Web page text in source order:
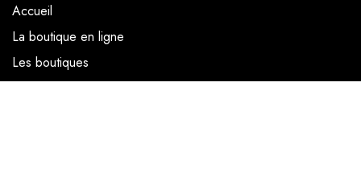
Accueil
La boutique en ligne
Les boutiques